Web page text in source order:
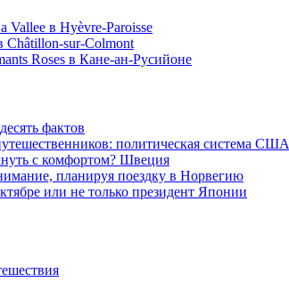
Vallee в Hyèvre-Paroisse
Châtillon-sur-Colmont
Roses в Кане-ан-Русийоне
фактов
политическая система США
с комфортом? Швеция
планируя поездку в Норвегию
или не только президент Японии